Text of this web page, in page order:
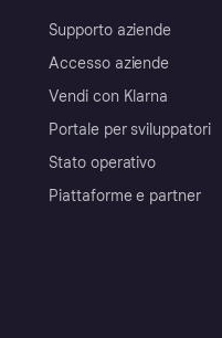
Supporto aziende
Accesso aziende
Vendi con Klarna
Portale per sviluppatori
Stato operativo
Piattaforme e partner